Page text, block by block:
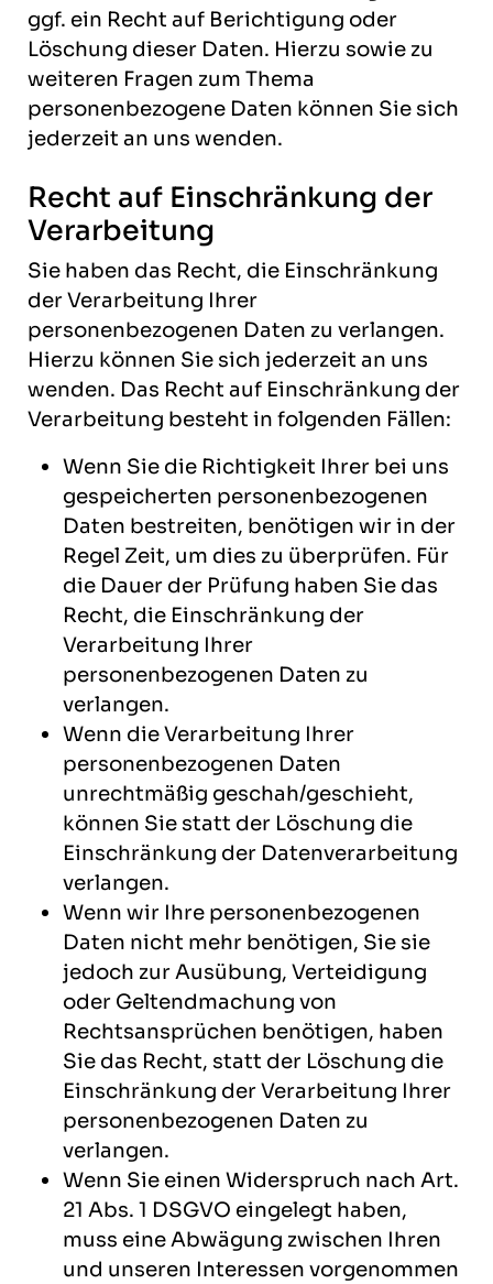
ggf. ein Recht auf Berichtigung oder
Löschung dieser Daten. Hierzu sowie zu
weiteren Fragen zum Thema
personenbezogene Daten können Sie sich
jederzeit an uns wenden.
Recht auf Einschränkung der
Verarbeitung
Sie haben das Recht, die Einschränkung
der Verarbeitung Ihrer
personenbezogenen Daten zu verlangen.
Hierzu können Sie sich jederzeit an uns
wenden. Das Recht auf Einschränkung der
Verarbeitung besteht in folgenden Fällen:
Wenn Sie die Richtigkeit Ihrer bei uns
gespeicherten personenbezogenen
Daten bestreiten, benötigen wir in der
Regel Zeit, um dies zu überprüfen. Für
die Dauer der Prüfung haben Sie das
Recht, die Einschränkung der
Verarbeitung Ihrer
personenbezogenen Daten zu
verlangen.
Wenn die Verarbeitung Ihrer
personenbezogenen Daten
unrechtmäßig geschah/geschieht,
können Sie statt der Löschung die
Einschränkung der Datenverarbeitung
verlangen.
Wenn wir Ihre personenbezogenen
Daten nicht mehr benötigen, Sie sie
jedoch zur Ausübung, Verteidigung
oder Geltendmachung von
Rechtsansprüchen benötigen, haben
Sie das Recht, statt der Löschung die
Einschränkung der Verarbeitung Ihrer
personenbezogenen Daten zu
verlangen.
Wenn Sie einen Widerspruch nach Art.
21 Abs. 1 DSGVO eingelegt haben,
muss eine Abwägung zwischen Ihren
und unseren Interessen vorgenommen